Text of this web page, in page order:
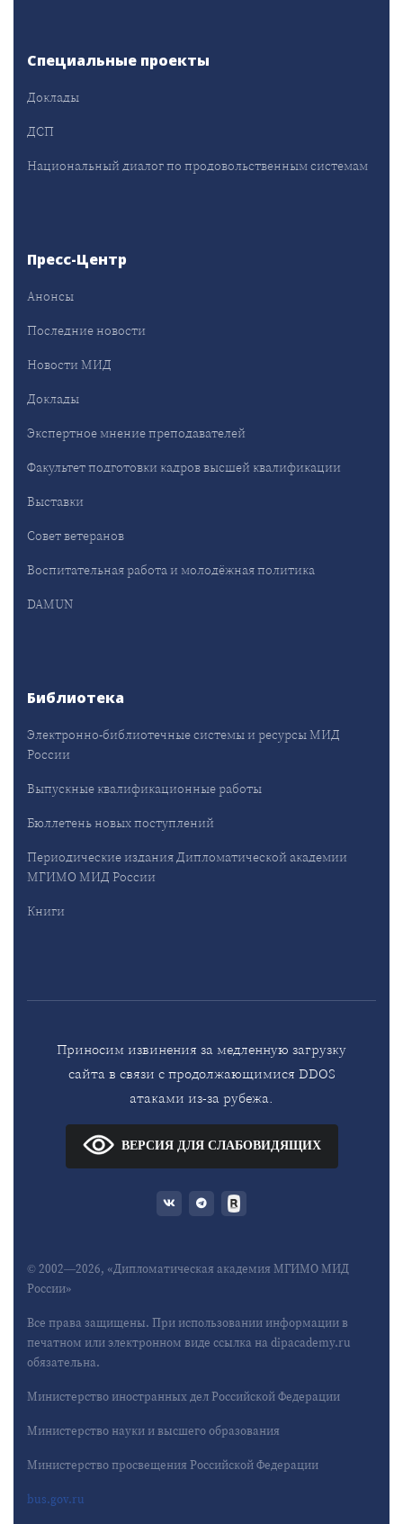
Специальные проекты
Доклады
ДСП
Национальный диалог по продовольственным системам
Пресс-Центр
Анонсы
Последние новости
Новости МИД
Доклады
Экспертное мнение преподавателей
Факультет подготовки кадров высшей квалификации
Выставки
Совет ветеранов
Воспитательная работа и молодёжная политика
DAMUN
Библиотека
Электронно-библиотечные системы и ресурсы МИД
России
Выпускные квалификационные работы
Бюллетень новых поступлений
Периодические издания Дипломатической академии
МГИМО МИД России
Книги
Приносим извинения за медленную загрузку
сайта в связи с продолжающимися DDOS
атаками из-за рубежа.
ВЕРСИЯ ДЛЯ СЛАБОВИДЯЩИХ
© 2002—2026, «Дипломатическая академия МГИМО МИД
России»
Все права защищены. При использовании информации в
печатном или электронном виде ссылка на dipacademy.ru
обязательна.
Министерство иностранных дел Российской Федерации
Министерство науки и высшего образования
Министерство просвещения Российской Федерации
bus.gov.ru